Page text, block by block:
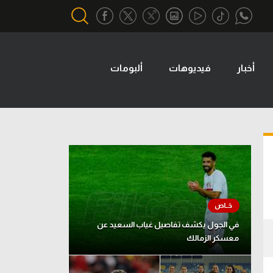
تحقيق في الجول
تقرير في الجول
تحليل في الجول
حكايات في الجول
كويز في الجول
فيديو في الجول
أخبار فيديوهات ألبومات
في الجول يكشف تفاصيل غياب السعيد عن
معسكر الزمالك